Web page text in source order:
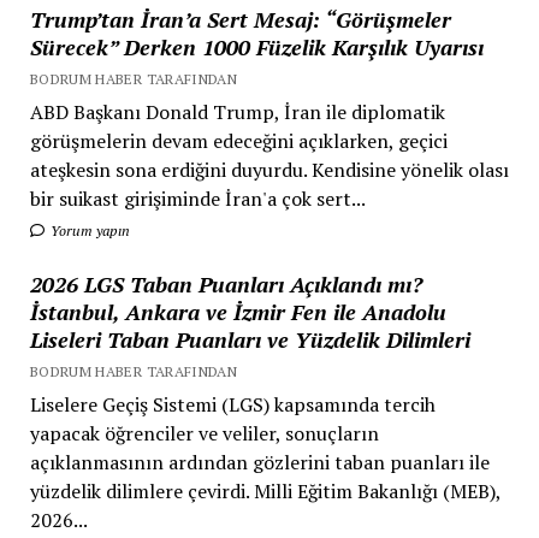
Trump’tan İran’a Sert Mesaj: “Görüşmeler
Sürecek” Derken 1000 Füzelik Karşılık Uyarısı
BODRUM HABER TARAFINDAN
ABD Başkanı Donald Trump, İran ile diplomatik
görüşmelerin devam edeceğini açıklarken, geçici
ateşkesin sona erdiğini duyurdu. Kendisine yönelik olası
bir suikast girişiminde İran'a çok sert...
Yorum yapın
2026 LGS Taban Puanları Açıklandı mı?
İstanbul, Ankara ve İzmir Fen ile Anadolu
Liseleri Taban Puanları ve Yüzdelik Dilimleri
BODRUM HABER TARAFINDAN
Liselere Geçiş Sistemi (LGS) kapsamında tercih
yapacak öğrenciler ve veliler, sonuçların
açıklanmasının ardından gözlerini taban puanları ile
yüzdelik dilimlere çevirdi. Milli Eğitim Bakanlığı (MEB),
2026...